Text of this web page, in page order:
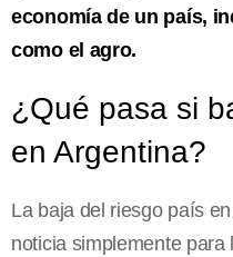
economía de un país,
como el agro.
¿Qué pasa si
en Argentina?
La baja del riesgo país
noticia simplemente para